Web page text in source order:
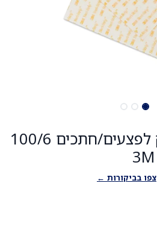
סטרי סטריפ דבק לפצעים/חתכים 100/6
צפו בביקורות ←